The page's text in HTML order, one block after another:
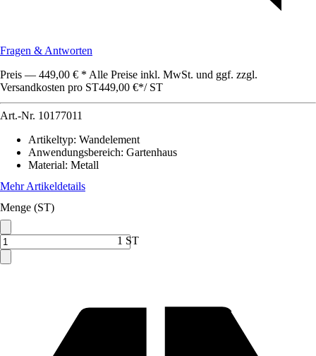
Fragen & Antworten
Preis — 449,00 € * Alle Preise inkl. MwSt. und ggf. zzgl.
Versandkosten pro ST449,00 €*/ ST
Art.-Nr. 10177011
Artikeltyp: Wandelement
Anwendungsbereich: Gartenhaus
Material: Metall
Mehr Artikeldetails
Menge (ST)
1 ST